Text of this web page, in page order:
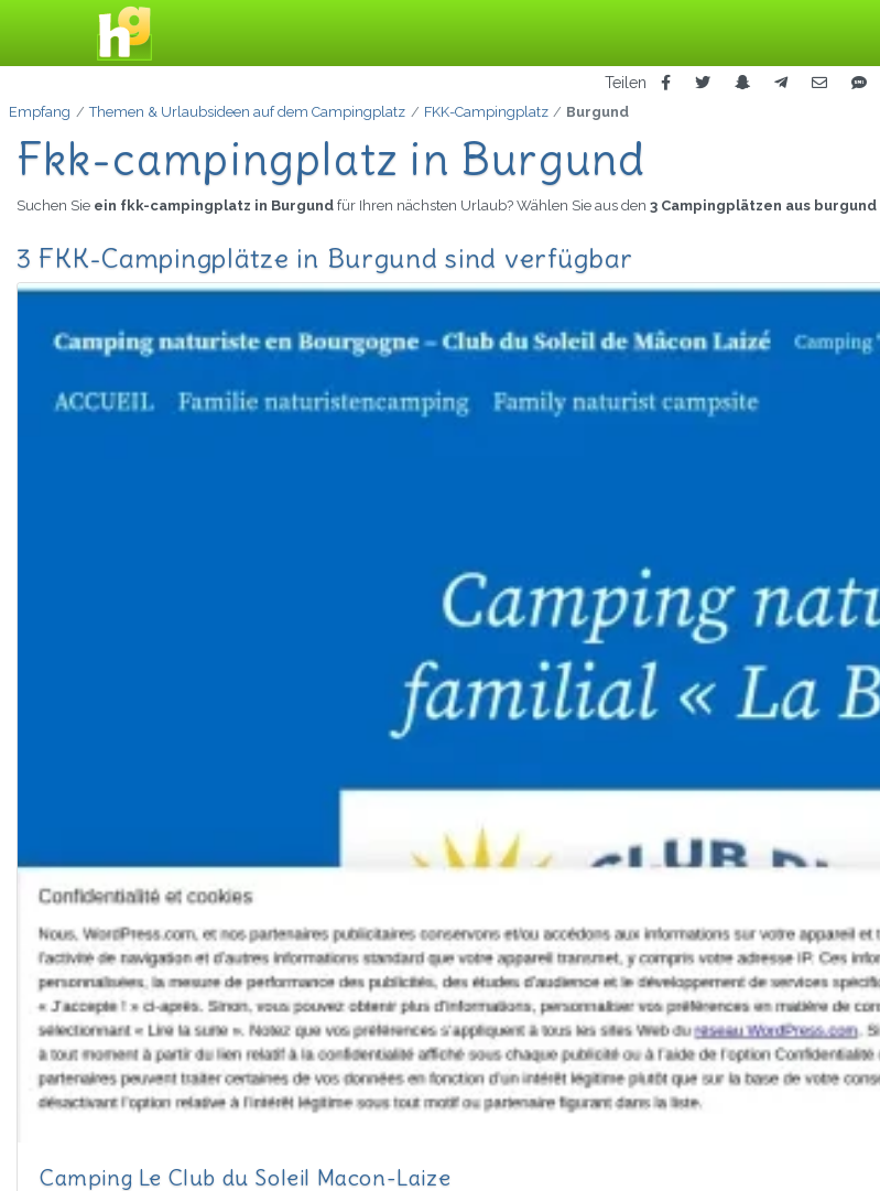
Teilen
Empfang Themen & Urlaubsideen auf dem Campingplatz FKK-Campingplatz Burgund
Fkk-campingplatz in Burgund
Suchen Sie ein fkk-campingplatz in Burgund für Ihren nächsten Urlaub? Wählen Sie aus den 3 Campingplätzen aus burgund
3 FKK-Campingplätze in Burgund sind verfügbar
Camping Le Club du Soleil Macon-Laize